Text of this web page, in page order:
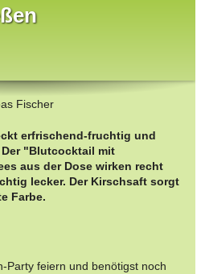
Fischer
erfrischend-fruchtig und
"Blutcocktail mit
aus der Dose wirken recht
lecker. Der Kirschsaft sorgt
Farbe.
Party feiern und benötigst noch